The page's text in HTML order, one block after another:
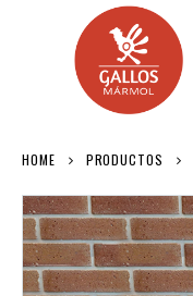
HOME PRODUCTOS